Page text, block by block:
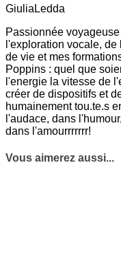
GiuliaLedda
Passionnée
l'exploration vocale,
de vie et mes
Poppins : quel que
l'energie la vitesse de
créer de dispositifs et
humainement tou.te.s
l'audace, dans
dans l'amourrrrrrr!
Vous aimerez aussi...